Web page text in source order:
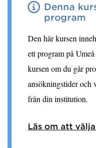
Denna
program
Den här kursen
ett program på
kursen om du går
ansökningstider och
från din institution.
Läs om att